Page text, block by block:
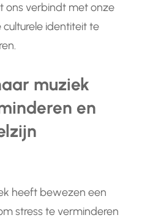
ons verbindt met onze
identiteit te
muziek
en
heeft bewezen een
stress te verminderen